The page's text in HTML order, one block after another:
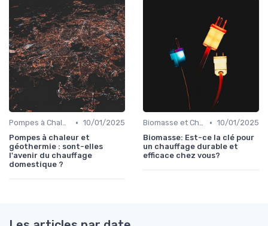
Pompes à Chaleur et Géothermie • 10/01/2025
Pompes à chaleur et
géothermie : sont-elles
l'avenir du chauffage
domestique ?
Biomasse et Chauffage Écologique • 10/01/2025
Biomasse: Est-ce la clé pour
un chauffage durable et
efficace chez vous?